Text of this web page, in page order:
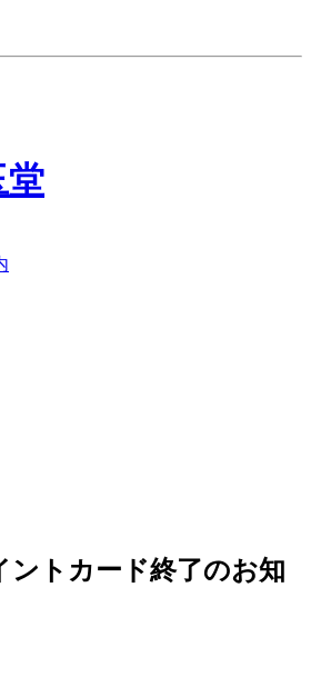
堂
ントカード終了のお知